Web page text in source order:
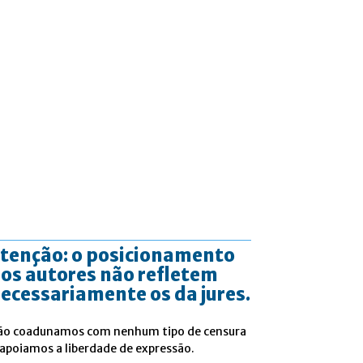
o posicionamento
autores não refletem
os da jures.
coadunamos com nenhum tipo de censura
a liberdade de expressão.